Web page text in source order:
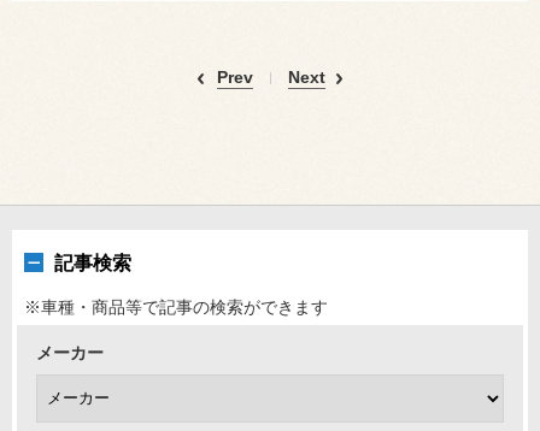
Prev Next
記事検索
※車種・商品等で記事の検索ができます
メーカー